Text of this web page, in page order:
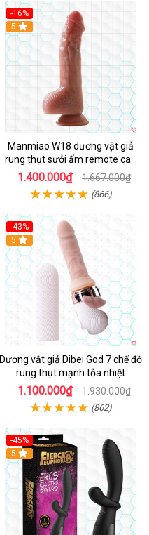
-16%
Hot
5
Manmiao W18 dương vật giả
rung thụt sưởi ấm remote cao
cấp
1.400.000₫ 1.667.000₫
(866)
-43%
Hot
5
Dương vật giả Dibei God 7 chế độ
rung thụt mạnh tỏa nhiệt
1.100.000₫ 1.930.000₫
(862)
-45%
5